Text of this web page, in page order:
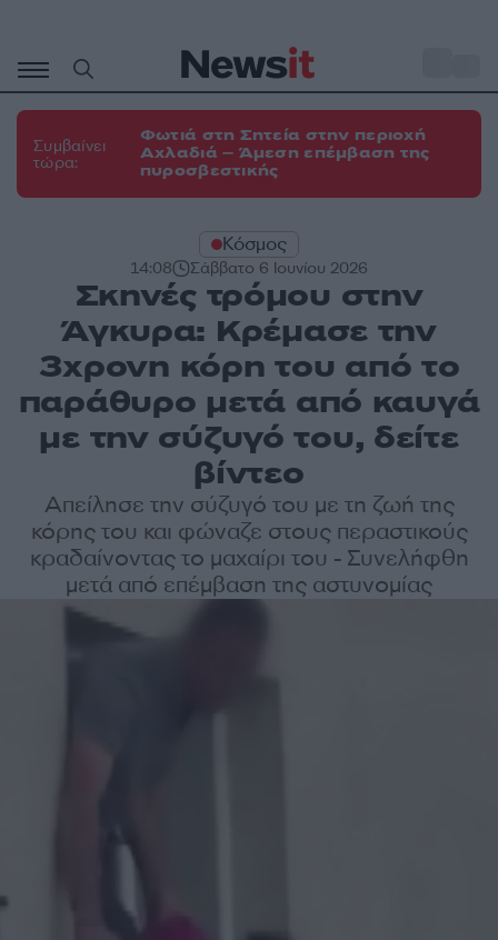
περιεχόμενο
Συμβαίνει
τώρα:
Φωτιά στη Σητεία στην περιοχή
Αχλαδιά – Άμεση επέμβαση της
πυροσβεστικής
Κόσμος
14:08 Σάββατο 6 Ιουνίου 2026
Σκηνές τρόμου στην
Άγκυρα: Κρέμασε την
3χρονη κόρη του από το
παράθυρο μετά από καυγά
με την σύζυγό του, δείτε
βίντεο
Απείλησε την σύζυγό του με τη ζωή της
κόρης του και φώναζε στους περαστικούς
κραδαίνοντας το μαχαίρι του - Συνελήφθη
μετά από επέμβαση της αστυνομίας